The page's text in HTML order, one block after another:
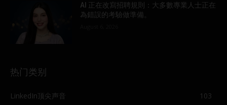
AI 正在改寫招聘規則：大多數專業人士正在
為錯誤的考驗做準備。
热门类别
LinkedIn顶尖声音
103